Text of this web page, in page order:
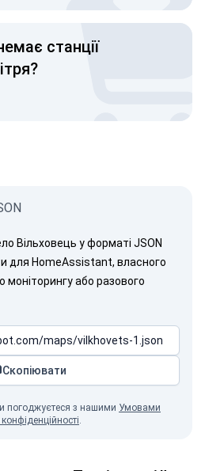
станції
Вільховець у форматі JSON
для HomeAssistant, власного
моніторингу або разового
Скопіювати
погоджуєтеся з нашими Умовами
.